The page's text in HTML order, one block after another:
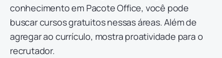
conhecimento em Pacote Office, você pode
buscar cursos gratuitos nessas áreas. Além de
agregar ao currículo, mostra proatividade para o
recrutador.